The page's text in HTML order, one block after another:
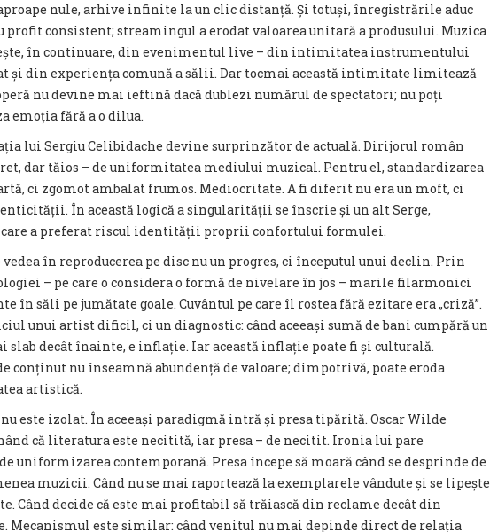
nule, arhive infinite la un clic distanță. Și totuși, înregistrările aduc
profit consistent; streamingul a erodat valoarea unitară a produsului. Muzica
în continuare, din evenimentul live – din intimitatea instrumentului
și din experiența comună a sălii. Dar tocmai această intimitate limitează
nu devine mai ieftină dacă dublezi numărul de spectatori; nu poți
emoția fără a o dilua.
lui Sergiu Celibidache devine surprinzător de actuală. Dirijorul român
dar tăios – de uniformitatea mediului muzical. Pentru el, standardizarea
ci zgomot ambalat frumos. Mediocritate. A fi diferit nu era un moft, ci
În această logică a singularității se înscrie și un alt Serge,
care a preferat riscul identității proprii confortului formulei.
în reproducerea pe disc nu un progres, ci începutul unui declin. Prin
– pe care o considera o formă de nivelare în jos – marile filarmonici
în săli pe jumătate goale. Cuvântul pe care îl rostea fără ezitare era „criză”.
unui artist dificil, ci un diagnostic: când aceeași sumă de bani cumpără un
slab decât înainte, e inflație. Iar această inflație poate fi și culturală.
conținut nu înseamnă abundență de valoare; dimpotrivă, poate eroda
artistică.
este izolat. În aceeași paradigmă intră și presa tipărită. Oscar Wilde
că literatura este necitită, iar presa – de necitit. Ironia lui pare
uniformizarea contemporană. Presa începe să moară când se desprinde de
muzicii. Când nu se mai raportează la exemplarele vândute și se lipește
Când decide că este mai profitabil să trăiască din reclame decât din
Mecanismul este similar: când venitul nu mai depinde direct de relația